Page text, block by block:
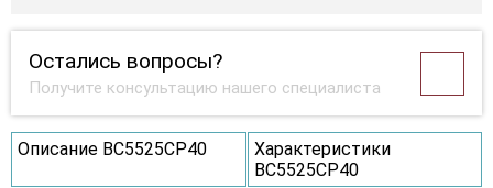
Остались вопросы?
Получите консультацию нашего специалиста
Описание ВС5525СР40
Характеристики
ВС5525СР40